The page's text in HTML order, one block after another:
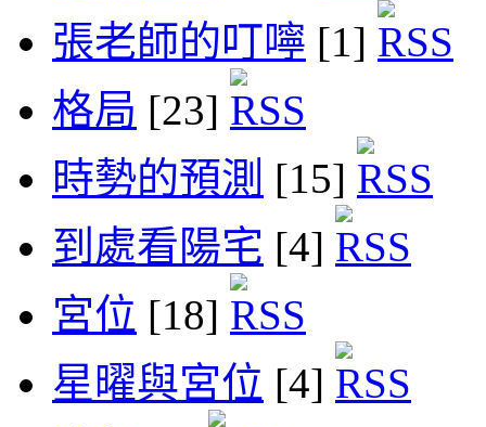
張老師的叮嚀 [1]
格局 [23]
時勢的預測 [15]
到處看陽宅 [4]
宮位 [18]
星曜與宮位 [4]